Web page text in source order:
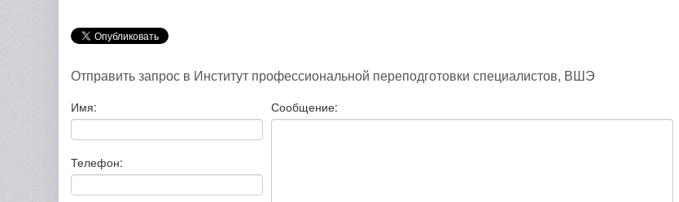
Отправить запрос в Институт профессиональной переподготовки специалистов, ВШЭ
Имя:
Телефон:
Сообщение: